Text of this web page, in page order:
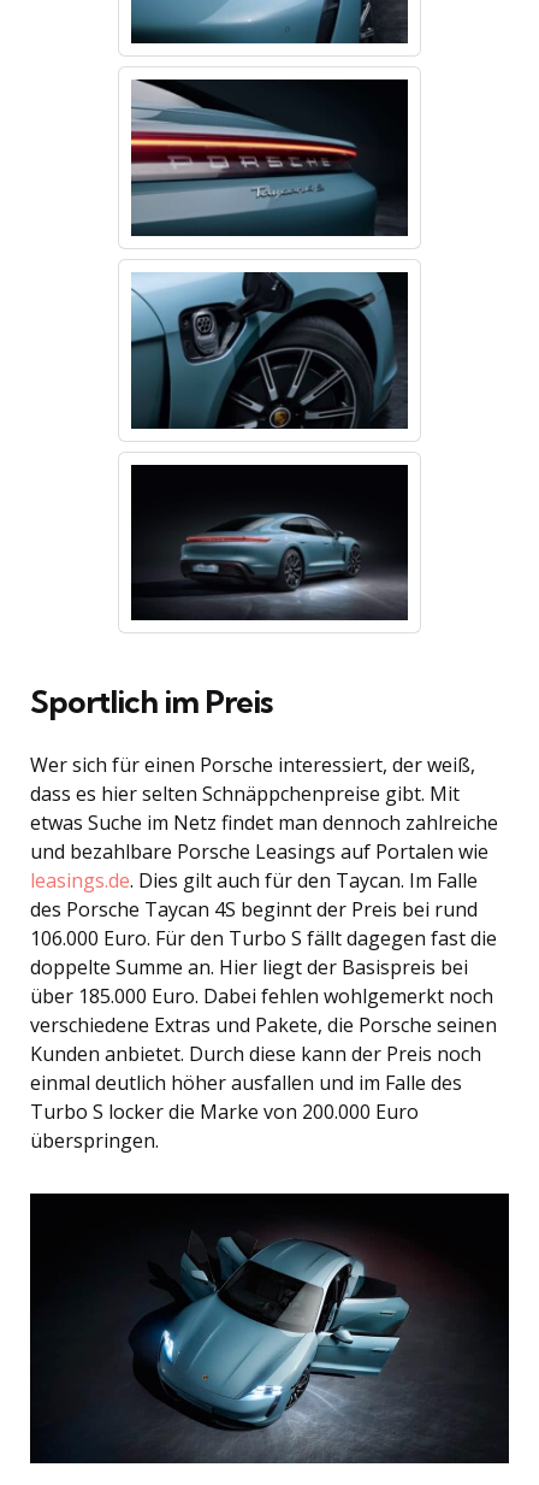
Sportlich im Preis
Wer sich für einen Porsche interessiert, der weiß,
dass es hier selten Schnäppchenpreise gibt. Mit
etwas Suche im Netz findet man dennoch zahlreiche
und bezahlbare Porsche Leasings auf Portalen wie
leasings.de. Dies gilt auch für den Taycan. Im Falle
des Porsche Taycan 4S beginnt der Preis bei rund
106.000 Euro. Für den Turbo S fällt dagegen fast die
doppelte Summe an. Hier liegt der Basispreis bei
über 185.000 Euro. Dabei fehlen wohlgemerkt noch
verschiedene Extras und Pakete, die Porsche seinen
Kunden anbietet. Durch diese kann der Preis noch
einmal deutlich höher ausfallen und im Falle des
Turbo S locker die Marke von 200.000 Euro
überspringen.